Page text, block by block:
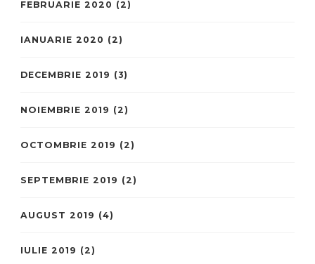
FEBRUARIE 2020 (2)
IANUARIE 2020 (2)
DECEMBRIE 2019 (3)
NOIEMBRIE 2019 (2)
OCTOMBRIE 2019 (2)
SEPTEMBRIE 2019 (2)
AUGUST 2019 (4)
IULIE 2019 (2)